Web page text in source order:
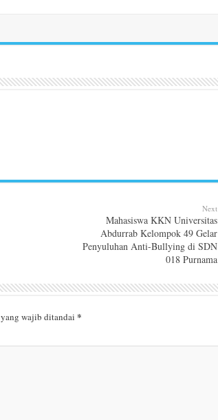
Next
Mahasiswa KKN Universitas
Abdurrab Kelompok 49 Gelar
Penyuluhan Anti-Bullying di SDN
018 Purnama
wajib ditandai *